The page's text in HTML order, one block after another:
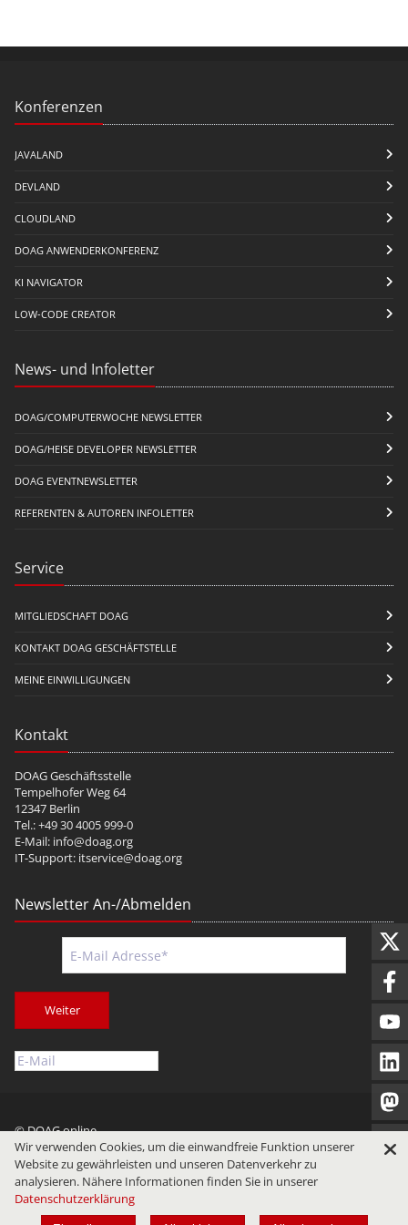
Konferenzen
JAVALAND
DEVLAND
CLOUDLAND
DOAG ANWENDERKONFERENZ
KI NAVIGATOR
LOW-CODE CREATOR
News- und Infoletter
DOAG/COMPUTERWOCHE NEWSLETTER
DOAG/HEISE DEVELOPER NEWSLETTER
DOAG EVENTNEWSLETTER
REFERENTEN & AUTOREN INFOLETTER
Service
MITGLIEDSCHAFT DOAG
KONTAKT DOAG GESCHÄFTSTELLE
MEINE EINWILLIGUNGEN
Kontakt
DOAG Geschäftsstelle
Tempelhofer Weg 64
12347 Berlin
Tel.: +49 30 4005 999-0
E-Mail: info@doag.org
IT-Support: itservice@doag.org
Newsletter An-/Abmelden
Weiter
© DOAG online
Impressum
Datenschutz Nutzungsbedingungen
Wir verwenden Cookies, um die einwandfreie Funktion unserer
Website zu gewährleisten und unseren Datenverkehr zu
analysieren. Nähere Informationen finden Sie in unserer
Datenschutzerklärung